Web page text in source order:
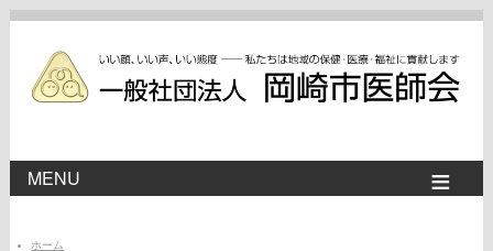
MENU
ホーム